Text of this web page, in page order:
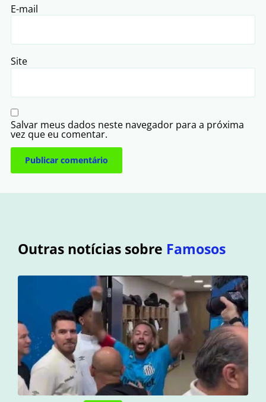
E-mail
Site
Salvar meus dados neste navegador para a próxima
vez que eu comentar.
Outras notícias sobre Famosos